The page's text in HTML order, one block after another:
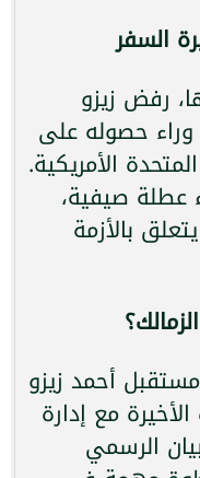
السفر
رفض زيزو
حصوله على
الأمريكية.
عطلة صيفية،
بالأزمة
أحمد زيزو
مع إدارة
الرسمي